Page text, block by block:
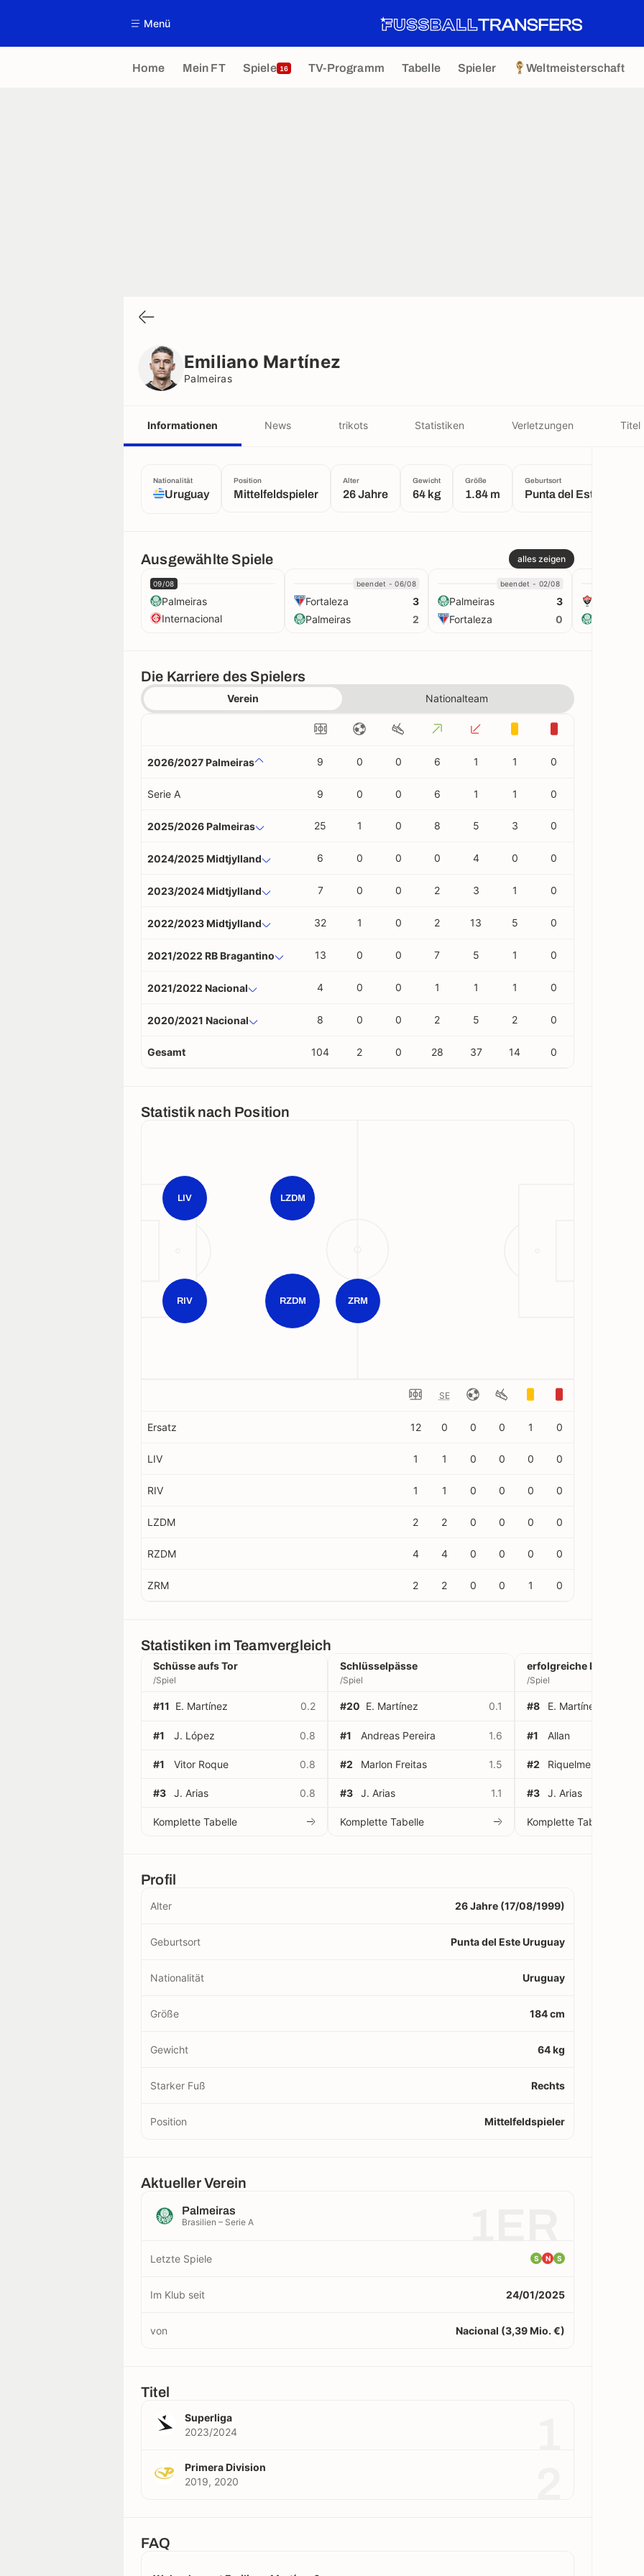
Menü
Home Mein FT Spiele 16 TV-Programm Tabelle Spieler Weltmeisterschaft
Emiliano Martínez
Palmeiras
Informationen News trikots Statistiken Verletzungen Titel
Nationalität
Uruguay
Position
Mittelfeldspieler
Alter
26 Jahre
Gewicht
64 kg
Größe
1.84 m
Geburtsort
Punta del Este
Ausgewählte Spiele alles zeigen
09/08
Palmeiras
Internacional
beendet - 06/08
Fortaleza
3
Palmeiras
2
beendet - 02/08
Palmeiras
3
Fortaleza
0
Die Karriere des Spielers
Verein Nationalteam
2026/2027 Palmeiras 9 0 0 6 1 1 0
Serie A 9 0 0 6 1 1 0
2025/2026 Palmeiras 25 1 0 8 5 3 0
2024/2025 Midtjylland 6 0 0 0 4 0 0
2023/2024 Midtjylland 7 0 0 2 3 1 0
2022/2023 Midtjylland 32 1 0 2 13 5 0
2021/2022 RB Bragantino 13 0 0 7 5 1 0
2021/2022 Nacional 4 0 0 1 1 1 0
2020/2021 Nacional 8 0 0 2 5 2 0
Gesamt 104 2 0 28 37 14 0
Statistik nach Position
RZDM
LZDM
ZRM
LIV
RIV
SE
Ersatz 12 0 0 0 1 0
LIV 1 1 0 0 0 0
RIV 1 1 0 0 0 0
LZDM 2 2 0 0 0 0
RZDM 4 4 0 0 0 0
ZRM 2 2 0 0 1 0
Statistiken im Teamvergleich
Schüsse aufs Tor
/Spiel
#11 E. Martínez 0.2
#1 J. López 0.8
#1 Vitor Roque 0.8
#3 J. Arias 0.8
Komplette Tabelle
Schlüsselpässe
/Spiel
#20 E. Martínez 0.1
#1 Andreas Pereira 1.6
#2 Marlon Freitas 1.5
#3 J. Arias 1.1
Komplette Tabelle
erfolgreiche Dribblings
/Spiel
#8 E. Martínez
#1 Allan
#2 Riquelme Fillipi
#3 J. Arias
Komplette Tabelle
Profil
Alter 26 Jahre (17/08/1999)
Geburtsort Punta del Este Uruguay
Nationalität Uruguay
Größe 184 cm
Gewicht 64 kg
Starker Fuß Rechts
Position Mittelfeldspieler
Aktueller Verein
Palmeiras
Brasilien – Serie A
Letzte Spiele S N S
Im Klub seit 24/01/2025
von Nacional (3,39 Mio. €)
Titel
Superliga
2023/2024
Primera Division
2019, 2020
FAQ